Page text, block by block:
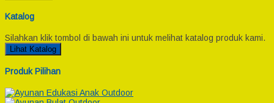
Katalog
Silahkan klik tombol di bawah ini untuk melihat katalog produk kami.
Lihat Katalog
Produk Pilihan